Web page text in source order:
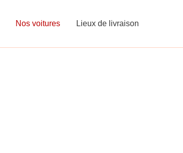
Nos voitures Lieux de livraison